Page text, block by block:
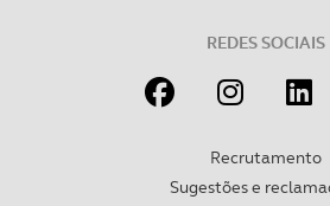
experiência de navegação no
disponibilizados.
REDES SOCIAIS
Recrutamento
Sugestões e